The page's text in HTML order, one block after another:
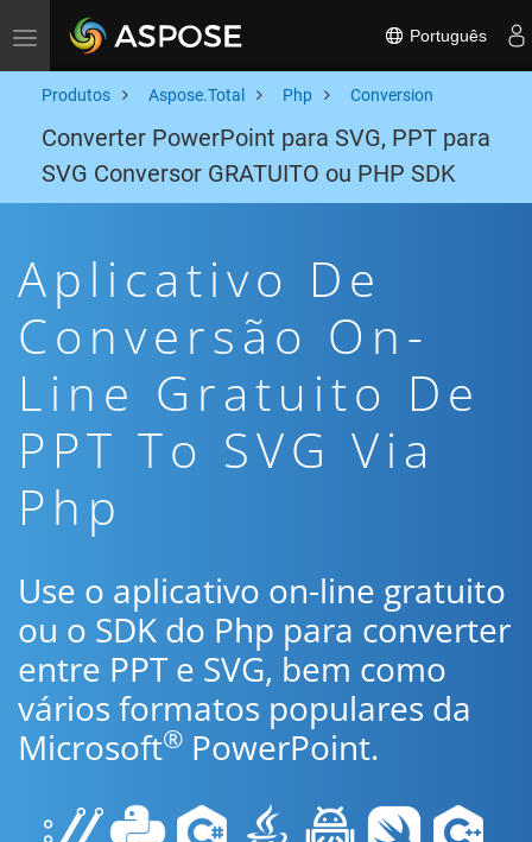
Toggle navigation Português
Produtos Aspose.Total Php Conversion
Converter PowerPoint para SVG, PPT para
SVG Conversor GRATUITO ou PHP SDK
Aplicativo De
Conversão On-
Line Gratuito De
PPT To SVG Via
Php
Use o aplicativo on-line gratuito
ou o SDK do Php para converter
entre PPT e SVG, bem como
vários formatos populares da
Microsoft® PowerPoint.